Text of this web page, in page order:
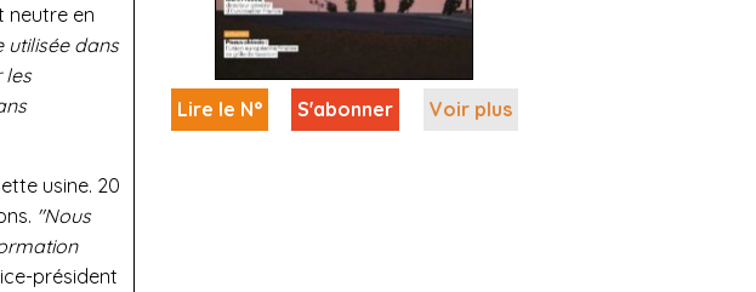
neutre en
utilisée dans
les
usine. 20
"Nous
président
Lire le N° S'abonner Voir plus